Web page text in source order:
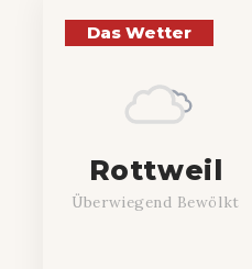
Das Wetter
Rottweil
Überwiegend Bewölkt